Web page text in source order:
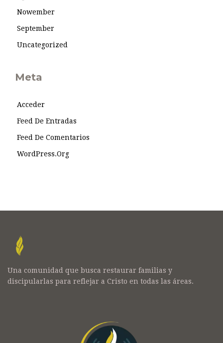
Nowember
September
Uncategorized
Meta
Acceder
Feed De Entradas
Feed De Comentarios
WordPress.org
Una comunidad que busca restaurar familias y
discipularlas para reflejar a Cristo en todas las áreas.